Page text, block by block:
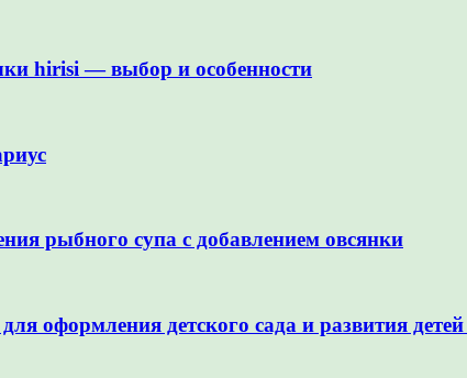
hirisi — выбор и особенности
рыбного супа с добавлением овсянки
для оформления детского сада и развития